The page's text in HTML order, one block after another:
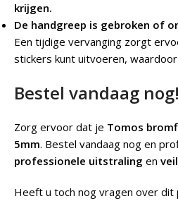
krijgen.
De handgreep is gebroken of
Een tijdige vervanging zorgt
stickers kunt uitvoeren,
Bestel vandaag nog!
Zorg ervoor dat je Tomos
5mm. Bestel vandaag nog en
professionele uitstraling en
Heeft u toch nog vragen over